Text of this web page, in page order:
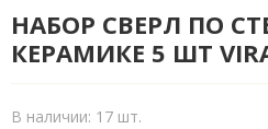
НАБОР СВЕРЛ ПО
КЕРАМИКЕ 5 ШТ
В наличии: 17 шт.